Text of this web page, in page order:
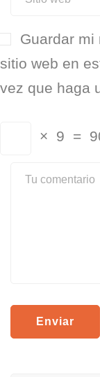
Guardar mi
sitio web en
vez que haga
× 9 =